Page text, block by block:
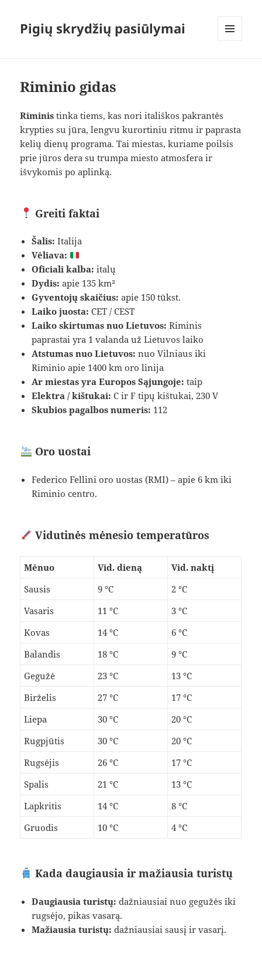
Pigių skrydžių pasiūlymai
Riminio gidas
Riminis tinka tiems, kas nori itališkos pakrantės
krypties su jūra, lengvu kurortiniu ritmu ir paprasta
kelių dienų programa. Tai miestas, kuriame poilsis
prie jūros dera su trumpa miesto atmosfera ir
išvykomis po aplinką.
Greiti faktai
Šalis: Italija
Vėliava:
Oficiali kalba: italų
Dydis: apie 135 km²
Gyventojų skaičius: apie 150 tūkst.
Laiko juosta: CET / CEST
Laiko skirtumas nuo Lietuvos: Riminis
paprastai yra 1 valanda už Lietuvos laiko
Atstumas nuo Lietuvos: nuo Vilniaus iki
Riminio apie 1400 km oro linija
Ar miestas yra Europos Sąjungoje: taip
Elektra / kištukai: C ir F tipų kištukai, 230 V
Skubios pagalbos numeris: 112
Oro uostai
Federico Fellini oro uostas (RMI) – apie 6 km iki
Riminio centro.
Vidutinės mėnesio temperatūros
Mėnuo Vid. dieną
Vid. naktį
Sausis
9 °C
2 °C
Vasaris
11 °C
3 °C
Kovas
14 °C
6 °C
Balandis
18 °C
9 °C
Gegužė
23 °C
13 °C
Birželis
27 °C
17 °C
Liepa
30 °C
20 °C
Rugpjūtis
30 °C
20 °C
Rugsėjis
26 °C
17 °C
Spalis
21 °C
13 °C
Lapkritis
14 °C
8 °C
Gruodis
10 °C 4 °C
Kada daugiausia ir mažiausia turistų
Daugiausia turistų: dažniausiai nuo gegužės iki
rugsėjo, pikas vasarą.
Mažiausia turistų: dažniausiai sausį ir vasarį.